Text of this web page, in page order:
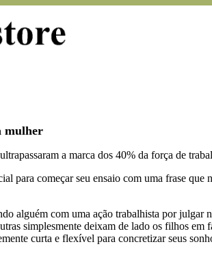
mulher
a marca dos 40% da força de
para começar seu ensaio com uma frase que
alguém com uma ação trabalhista por julgar
simplesmente deixam de lado os filhos em
curta e flexível para concretizar seus